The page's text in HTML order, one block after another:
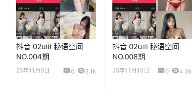
抖音 02uiii 秘语空间
NO.004期
25年11月9日 0 3.1k
抖音 02uiii 秘语空间
NO.008期
25年11月13日 0 4.3k